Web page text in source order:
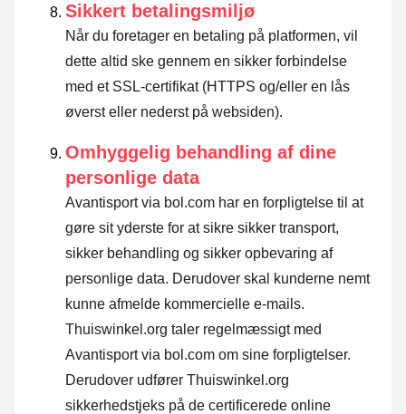
Sikkert betalingsmiljø
Når du foretager en betaling på platformen, vil
dette altid ske gennem en sikker forbindelse
med et SSL-certifikat (HTTPS og/eller en lås
øverst eller nederst på websiden).
Omhyggelig behandling af dine
personlige data
Avantisport via bol.com har en forpligtelse til at
gøre sit yderste for at sikre sikker transport,
sikker behandling og sikker opbevaring af
personlige data. Derudover skal kunderne nemt
kunne afmelde kommercielle e-mails.
Thuiswinkel.org taler regelmæssigt med
Avantisport via bol.com om sine forpligtelser.
Derudover udfører Thuiswinkel.org
sikkerhedstjeks på de certificerede online